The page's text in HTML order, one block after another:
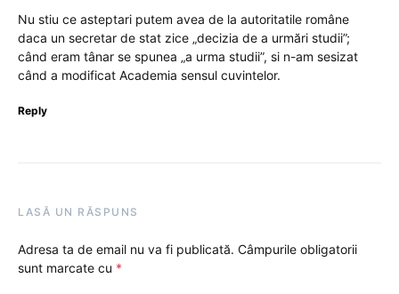
Nu stiu ce asteptari putem avea de la autoritatile române
daca un secretar de stat zice „decizia de a urmări studii”;
când eram tânar se spunea „a urma studii”, si n-am sesizat
când a modificat Academia sensul cuvintelor.
Reply
LASĂ UN RĂSPUNS
Adresa ta de email nu va fi publicată. Câmpurile obligatorii
sunt marcate cu *